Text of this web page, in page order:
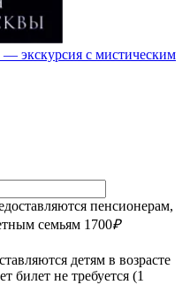
экскурсия с мистическим
пенсионерам,
семьям 1700₽
детям в возрасте
билет не требуется (1